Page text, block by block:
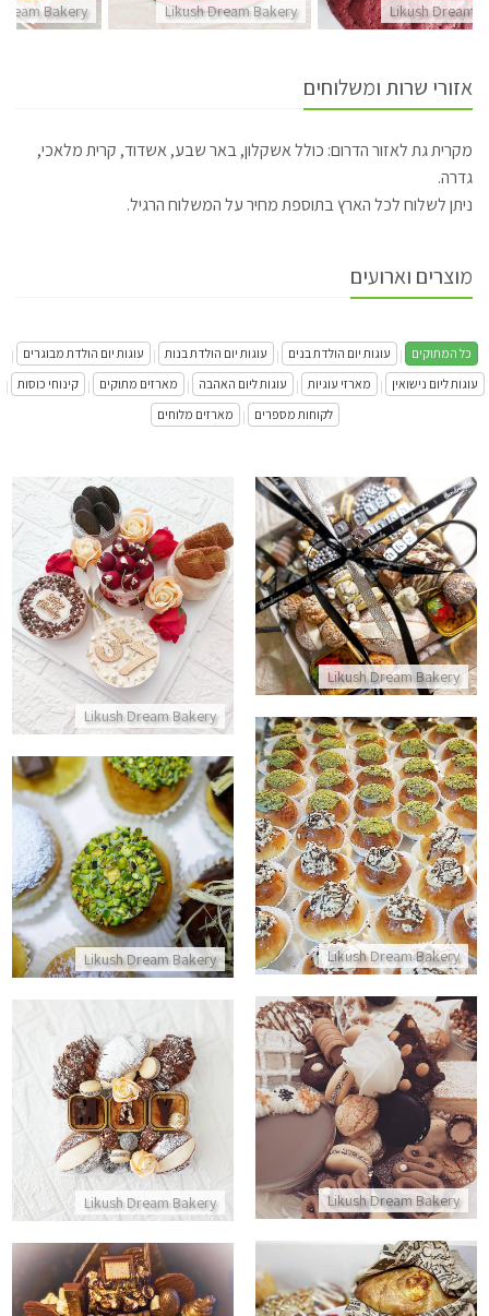
Likush Dream
Likush Dream Bakery
Bakery
אזורי שרות ומשלוחים
מקרית גת לאזור הדרום: כולל אשקלון, באר שבע, אשדוד, קרית מלאכי,
גדרה.
ניתן לשלוח לכל הארץ בתוספת מחיר על המשלוח הרגיל.
מוצרים וארועים
כל המתוקים | עוגות יום הולדת בנים | עוגות יום הולדת בנות | עוגות יום הולדת מבוגרים
|
עוגות ליום נישואין
| מארזי עוגיות | עוגות ליום האהבה | מארזים מתוקים | קינוחי כוסות |
לקוחות מספרים
| מארזים מלוחים
Likush Dream Bakery
מארז של מתוקים טבעוני עם
התקשר/י
Likush Dream Bakery
מארז יום הולדת עם משלוח
התקשר/י
Likush Dream Bakery
סופגניות אפויות
התקשר/י
Likush Dream Bakery
סופגנית לחנוכה
התקשר/י
Likush Dream Bakery
מארז עוגיות וקינוחים שוקולדי
התקשר/י
Likush Dream Bakery
מארז מריטוצו וקרואסונים
התקשר/י